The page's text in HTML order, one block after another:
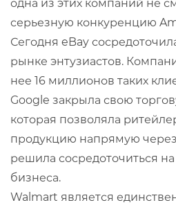
одна из этих компаний не
серьезную конкуренцию
Сегодня eBay
рынке энтузиастов.
нее 16 миллионов таких
Google закрыла свою
которая позволяла
продукцию напрямую
решила сосредоточиться на
бизнеса.
Walmart является